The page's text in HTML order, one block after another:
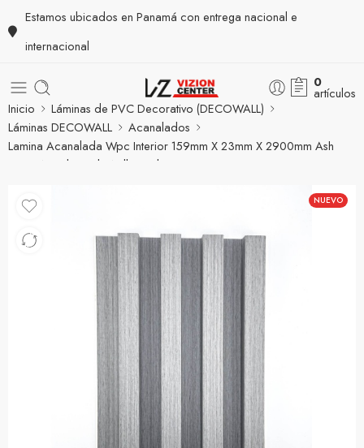
Estamos ubicados en Panamá con entrega nacional e
internacional
0
artículos
Inicio
Láminas de PVC Decorativo (DECOWALL)
Láminas DECOWALL
Acanalados
Lamina Acanalada Wpc Interior 159mm X 23mm X 2900mm Ash
Grey Wood – Ind. Wall Panel
NUEVO